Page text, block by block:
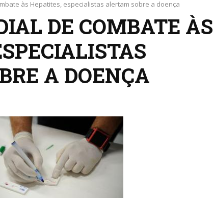
às Hepatites, especialistas alertam sobre a doença
DE COMBATE ÀS
A DOENÇA